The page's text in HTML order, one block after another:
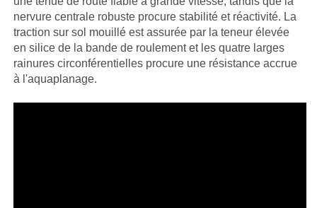
nervure centrale robuste procure stabilité et réactivité. La
traction sur sol mouillé est assurée par la teneur élevée
en silice de la bande de roulement et les quatre larges
rainures circonférentielles procure une résistance accrue
à l'aquaplanage.